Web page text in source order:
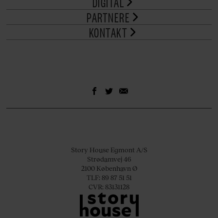
PARTNERE
KONTAKT
Story House Egmont A/S
Strødamvej 46
2100 København Ø
TLF: 89 87 51 51
CVR: 83131128